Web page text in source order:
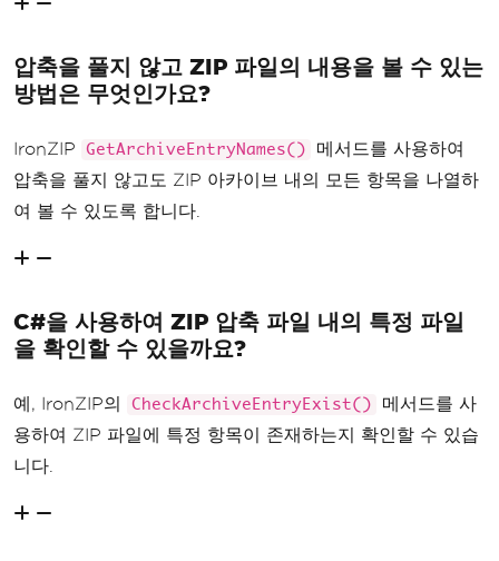
압축을 풀지 않고 ZIP 파일의 내용을 볼 수 있는
방법은 무엇인가요?
IronZIP GetArchiveEntryNames()
메서드를 사용하여
압축을 풀지 않고도 ZIP 아카이브 내의 모든 항목을 나열하
여 볼 수 있도록 합니다.
C#을 사용하여 ZIP 압축 파일 내의 특정 파일
을 확인할 수 있을까요?
예, IronZIP의 CheckArchiveEntryExist()
메서드를 사
용하여 ZIP 파일에 특정 항목이 존재하는지 확인할 수 있습
니다.